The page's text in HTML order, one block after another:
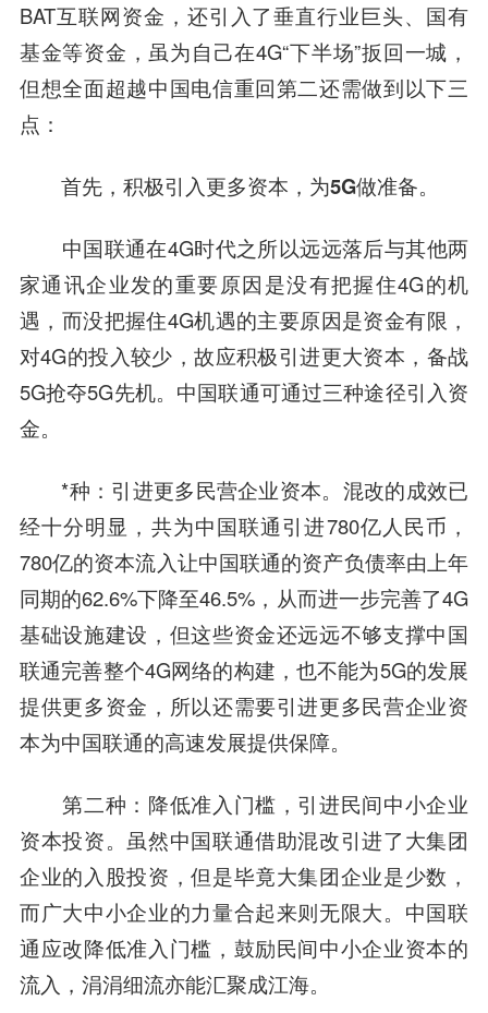
BAT互联网资金，还引入了垂直行业巨头、国有
基金等资金，虽为自己在4G“下半场”扳回一城，
但想全面超越中国电信重回第二还需做到以下三
点：
首先，积极引入更多资本，为5G做准备。
中国联通在4G时代之所以远远落后与其他两
家通讯企业发的重要原因是没有把握住4G的机
遇，而没把握住4G机遇的主要原因是资金有限，
对4G的投入较少，故应积极引进更大资本，备战
5G抢夺5G先机。中国联通可通过三种途径引入资
金。
*种：引进更多民营企业资本。混改的成效已
经十分明显，共为中国联通引进780亿人民币，
780亿的资本流入让中国联通的资产负债率由上年
同期的62.6%下降至46.5%，从而进一步完善了4G
基础设施建设，但这些资金还远远不够支撑中国
联通完善整个4G网络的构建，也不能为5G的发展
提供更多资金，所以还需要引进更多民营企业资
本为中国联通的高速发展提供保障。
第二种：降低准入门槛，引进民间中小企业
资本投资。虽然中国联通借助混改引进了大集团
企业的入股投资，但是毕竟大集团企业是少数，
而广大中小企业的力量合起来则无限大。中国联
通应改降低准入门槛，鼓励民间中小企业资本的
流入，涓涓细流亦能汇聚成江海。